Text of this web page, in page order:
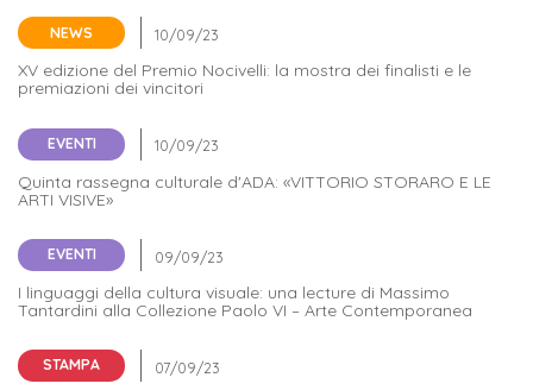
NEWS
XV edizione del Premio Nocivelli: la mostra dei finalisti e le
premiazioni dei vincitori
EVENTI
Quinta rassegna culturale d'ADA: «VITTORIO STORARO E LE
ARTI VISIVE»
EVENTI
I linguaggi della cultura visuale: una lecture di Massimo
Tantardini alla Collezione Paolo VI – Arte Contemporanea
STAMPA